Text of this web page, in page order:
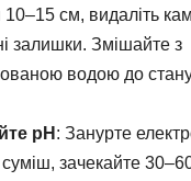
см, видаліть
залишки. Змішайте з
водою до стану
pH : Занурте
зачекайте